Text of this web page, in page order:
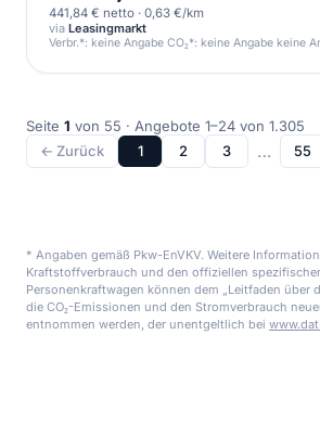
441,84 € netto · 0,63 €/km
via Leasingmarkt
Verbr.*: keine Angabe CO₂*: keine Angabe keine
Seite 1 von 55 · Angebote 1–24 von 1.305
← Zurück
1 2 3 … 55
* Angaben gemäß Pkw-EnVKV. Weitere
Kraftstoffverbrauch und den offiziellen
Personenkraftwagen können dem „Leitfaden über
die CO₂-Emissionen und den Stromverbrauch
entnommen werden, der unentgeltlich bei